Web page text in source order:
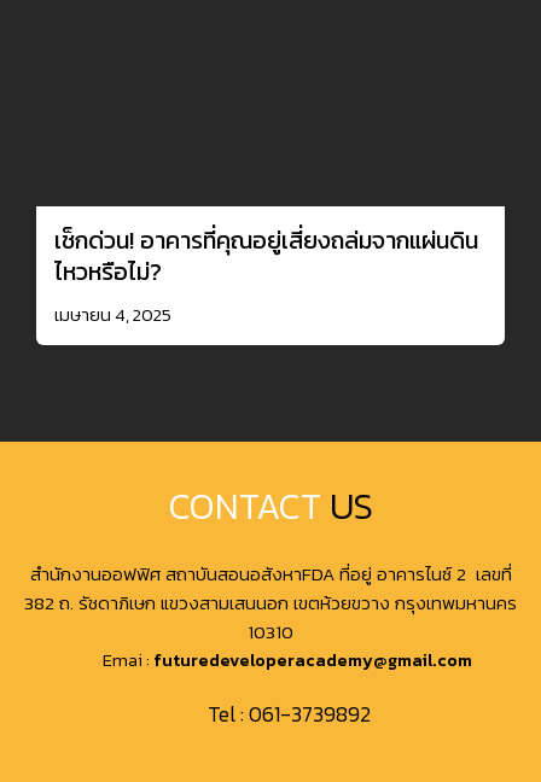
เช็กด่วน! อาคารที่คุณอยู่เสี่ยงถล่มจากแผ่นดิน
ไหวหรือไม่?
เมษายน 4, 2025
CONTACT US
สำนักงานออฟฟิศ สถาบันสอนอสังหาFDA ที่อยู่ อาคารไนซ์ 2 เลขที่
382 ถ. รัชดาภิเษก แขวงสามเสนนอก เขตห้วยขวาง กรุงเทพมหานคร
10310
Emai : futuredeveloperacademy@gmail.com
Tel :061-3739892